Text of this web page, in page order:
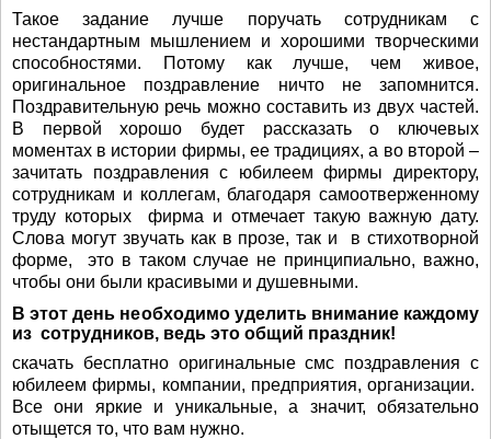
Такое задание лучше поручать сотрудникам с
нестандартным мышлением и хорошими творческими
способностями. Потому как лучше, чем живое,
оригинальное поздравление ничто не запомнится.
Поздравительную речь можно составить из двух частей.
В первой хорошо будет рассказать о ключевых
моментах в истории фирмы, ее традициях, а во второй –
зачитать поздравления с юбилеем фирмы директору,
сотрудникам и коллегам, благодаря самоотверженному
труду которых фирма и отмечает такую важную дату.
Слова могут звучать как в прозе, так и в стихотворной
форме, это в таком случае не принципиально, важно,
чтобы они были красивыми и душевными.
В этот день необходимо уделить внимание каждому
из сотрудников, ведь это общий праздник!
скачать бесплатно оригинальные смс поздравления с
юбилеем фирмы, компании, предприятия, организации.
Все они яркие и уникальные, а значит, обязательно
отыщется то, что вам нужно.